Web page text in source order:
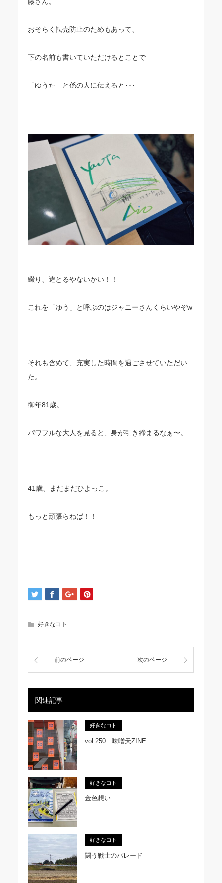
おそらく転売防止のためもあって、
下の名前も書いていただけるとことで
「ゆうた」と係の人に伝えると･･･
綴り、違とるやないかい！！
これを「ゆう」と呼ぶのはジャニーさんくらいやぞw
それも含めて、充実した時間を過ごさせていただい
た。
御年81歳。
パワフルな大人を見ると、身が引き締まるなぁ〜。
41歳、まだまだひよっこ。
もっと頑張らねば！！
好きなコト
前のページ 次のページ
関連記事
好きなコト
vol.250 味噌天ZINE
好きなコト
金色想い
好きなコト
闘う戦士のパレード